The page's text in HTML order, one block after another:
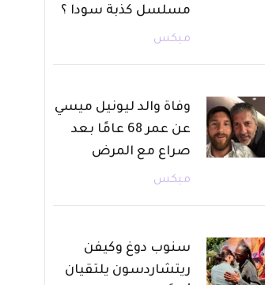
مسلسل كذبة سودا ؟
ميكس
وفاة والد ليونيل ميسي
عن عمر 68 عامًا بعد
صراع مع المرض
ميكس
سنوب دوغ وكيفن
ريتشاردسون يلتقيان